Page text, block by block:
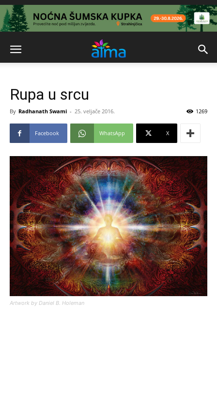
Rupa u srcu
By Radhanath Swami - 25. veljače 2016. 1269
Facebook WhatsApp X
Artwork by Daniel B. Holeman